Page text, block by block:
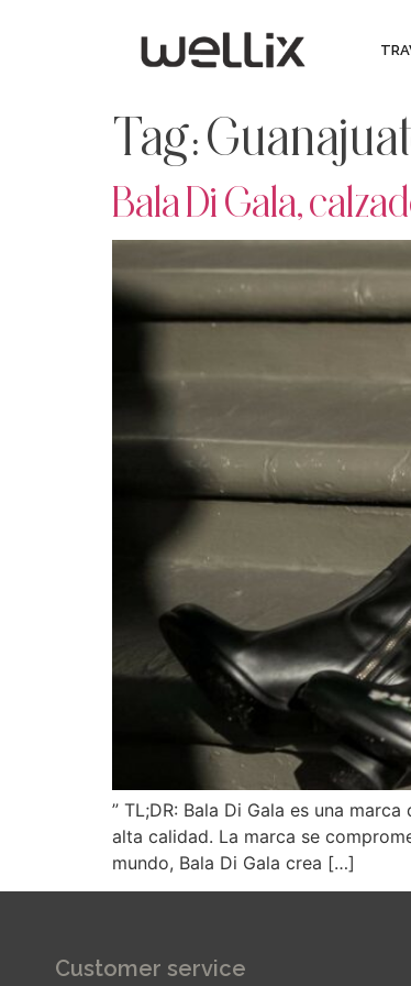
Tag:
Bala Di Gala,
” TL;DR: Bala Di Gala es una
alta calidad. La marca se
mundo, Bala Di Gala crea […]
Customer service